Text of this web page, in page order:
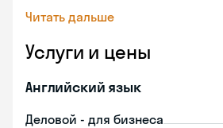
Читать дальше
Услуги и цены
Английский язык
Деловой - для бизнеса